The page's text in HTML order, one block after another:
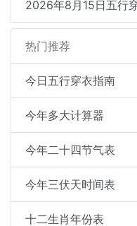
2026年8月15日五行
热门推荐
今日五行穿衣指南
今年多大计算器
今年二十四节气表
今年三伏天时间表
十二生肖年份表